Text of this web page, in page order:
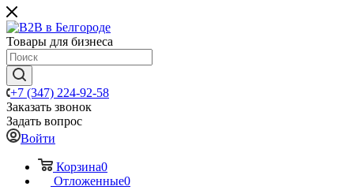
Товары для бизнеса
+7 (347) 224-92-58
Заказать звонок
Задать вопрос
Войти
Корзина0
Отложенные0